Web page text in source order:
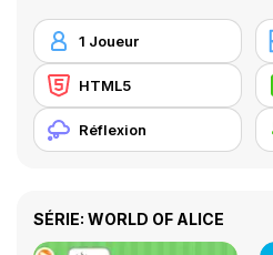
1 Joueur
HTML5
Réflexion
SÉRIE: WORLD OF ALICE